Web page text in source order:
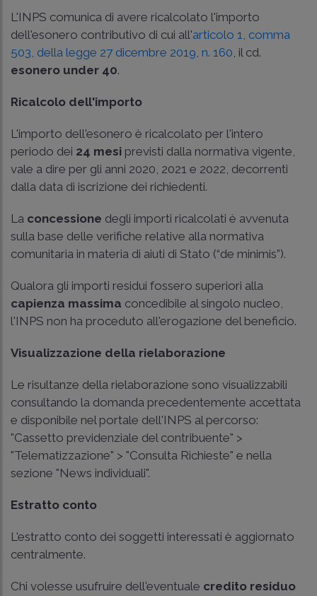
L'INPS comunica di avere ricalcolato l'importo
dell'esonero contributivo di cui all'articolo 1, comma
503, della legge 27 dicembre 2019, n. 160, il cd.
esonero under 40.
Ricalcolo dell'importo
L'importo dell'esonero è ricalcolato per l'intero
periodo dei 24 mesi previsti dalla normativa vigente,
vale a dire per gli anni 2020, 2021 e 2022, decorrenti
dalla data di iscrizione dei richiedenti.
La concessione degli importi ricalcolati è avvenuta
sulla base delle verifiche relative alla normativa
comunitaria in materia di aiuti di Stato (“de minimis”).
Qualora gli importi residui fossero superiori alla
capienza massima concedibile al singolo nucleo,
l'INPS non ha proceduto all'erogazione del beneficio.
Visualizzazione della rielaborazione
Le risultanze della rielaborazione sono visualizzabili
consultando la domanda precedentemente accettata
e disponibile nel portale dell'INPS al percorso:
"Cassetto previdenziale del contribuente" >
"Telematizzazione" > "Consulta Richieste" e nella
sezione "News individuali".
Estratto conto
L'estratto conto dei soggetti interessati è aggiornato
centralmente.
Chi volesse usufruire dell'eventuale credito residuo